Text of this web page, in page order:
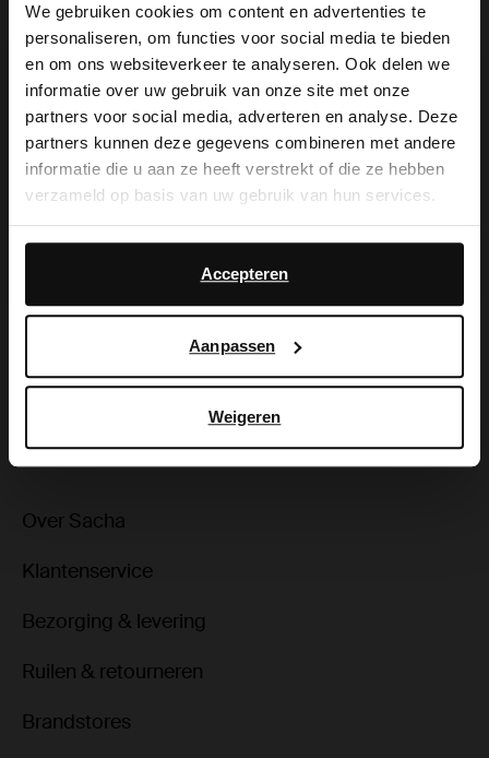
We gebruiken cookies om content en advertenties te
personaliseren, om functies voor social media te bieden
en om ons websiteverkeer te analyseren. Ook delen we
informatie over uw gebruik van onze site met onze
partners voor social media, adverteren en analyse. Deze
partners kunnen deze gegevens combineren met andere
informatie die u aan ze heeft verstrekt of die ze hebben
verzameld op basis van uw gebruik van hun services.
Daarnaast werken wij samen met Google voor
advertentie- en meetdoeleinden. Meer informatie over
hoe Google uw persoonsgegevens gebruikt, vindt u op
Accepteren
Aanpassen
Weigeren
14 dagen bedenktijd
Product omschrijving
Bruine slippers met fisherman design van Sacha. De
slippers hebben een goudkleurige gespsluiting en een
zooldikte van 3 cm. De buitenzijde is gemaakt van
Product details
Bezorgen & retour
Over Sacha
Klantenservice
Bezorging & levering
Ruilen & retourneren
Brandstores
×
View this website in English?
It looks like your language isn't Dutch. Would
you like to switch to English?
Yes, switch to
English
No, stay in Dutch